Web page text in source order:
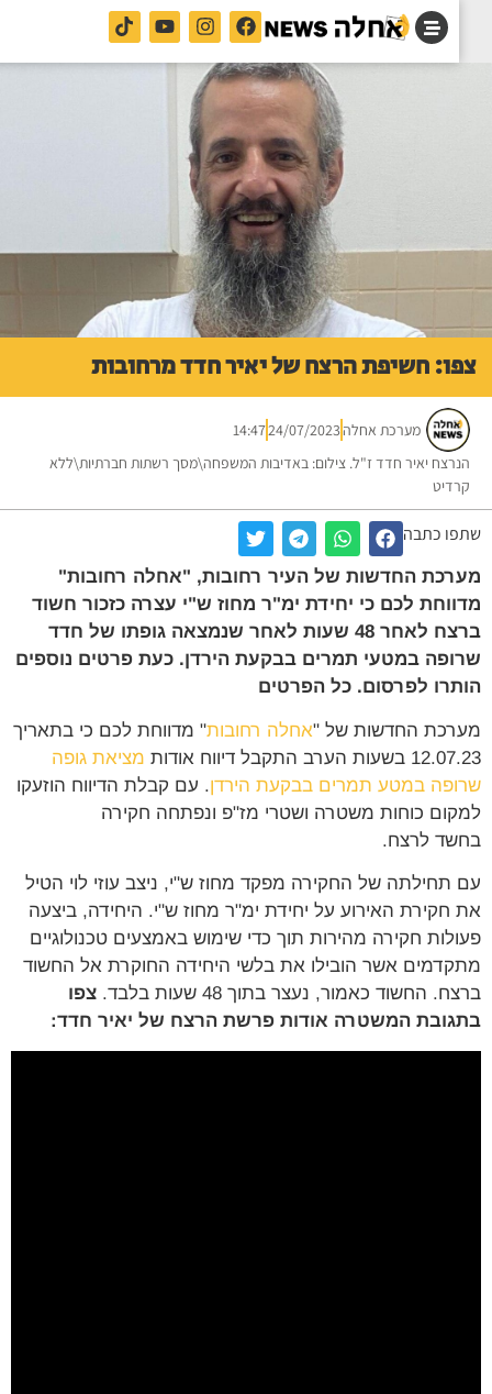
חשיפת הרצח של יאיר חדד מרחובות
מערכת אחלה 24/07/2023
14:47
יאיר חדד ז"ל. צילום: באדיבות המשפחה\מסך רשתות חברתיות\ללא
כתבה
החדשות של העיר רחובות, "אחלה רחובות"
לכם כי יחידת ימ"ר מחוז ש"י עצרה כזכור חשוד
ברצח לאחר 48 שעות לאחר שנמצאה גופתו של חדד
במטעי תמרים בבקעת הירדן. כעת פרטים נוספים
לפרסום. כל הפרטים
החדשות של "אחלה רחובות" מדווחת לכם כי בתאריך
הערב התקבל דיווח אודות
מציאת גופה
במטע תמרים בבקעת הירדן. עם קבלת הדיווח הוזעקו
כוחות משטרה ושטרי מז"פ ונפתחה חקירה
לרצח.
של החקירה מפקד מחוז ש"י, ניצב עוזי לוי הטיל
האירוע על יחידת ימ"ר מחוז ש"י. היחידה, ביצעה
חקירה מהירות תוך כדי שימוש באמצעים טכנולוגיים
אשר הובילו את בלשי היחידה החוקרת אל החשוד
החשוד כאמור, נעצר בתוך 48 שעות בלבד.
צפו
המשטרה אודות פרשת הרצח של יאיר חדד: